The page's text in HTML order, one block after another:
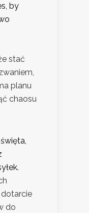
by
stać
planu
chaosu
dotarcie
do